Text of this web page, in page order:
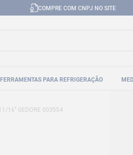
COMPRE COM CNPJ NO SITE
FERRAMENTAS PARA REFRIGERAÇÃO
16" GEDORE 003554